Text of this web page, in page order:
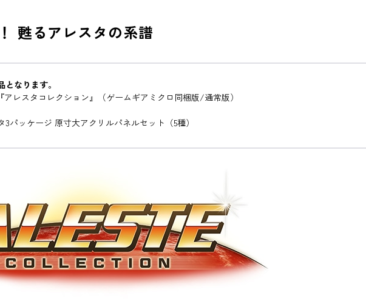
甦るアレスタの系譜
となります。
レスタコレクション』（ゲームギアミクロ同梱版/通常版）
パッケージ 原寸大アクリルパネルセット（5種）